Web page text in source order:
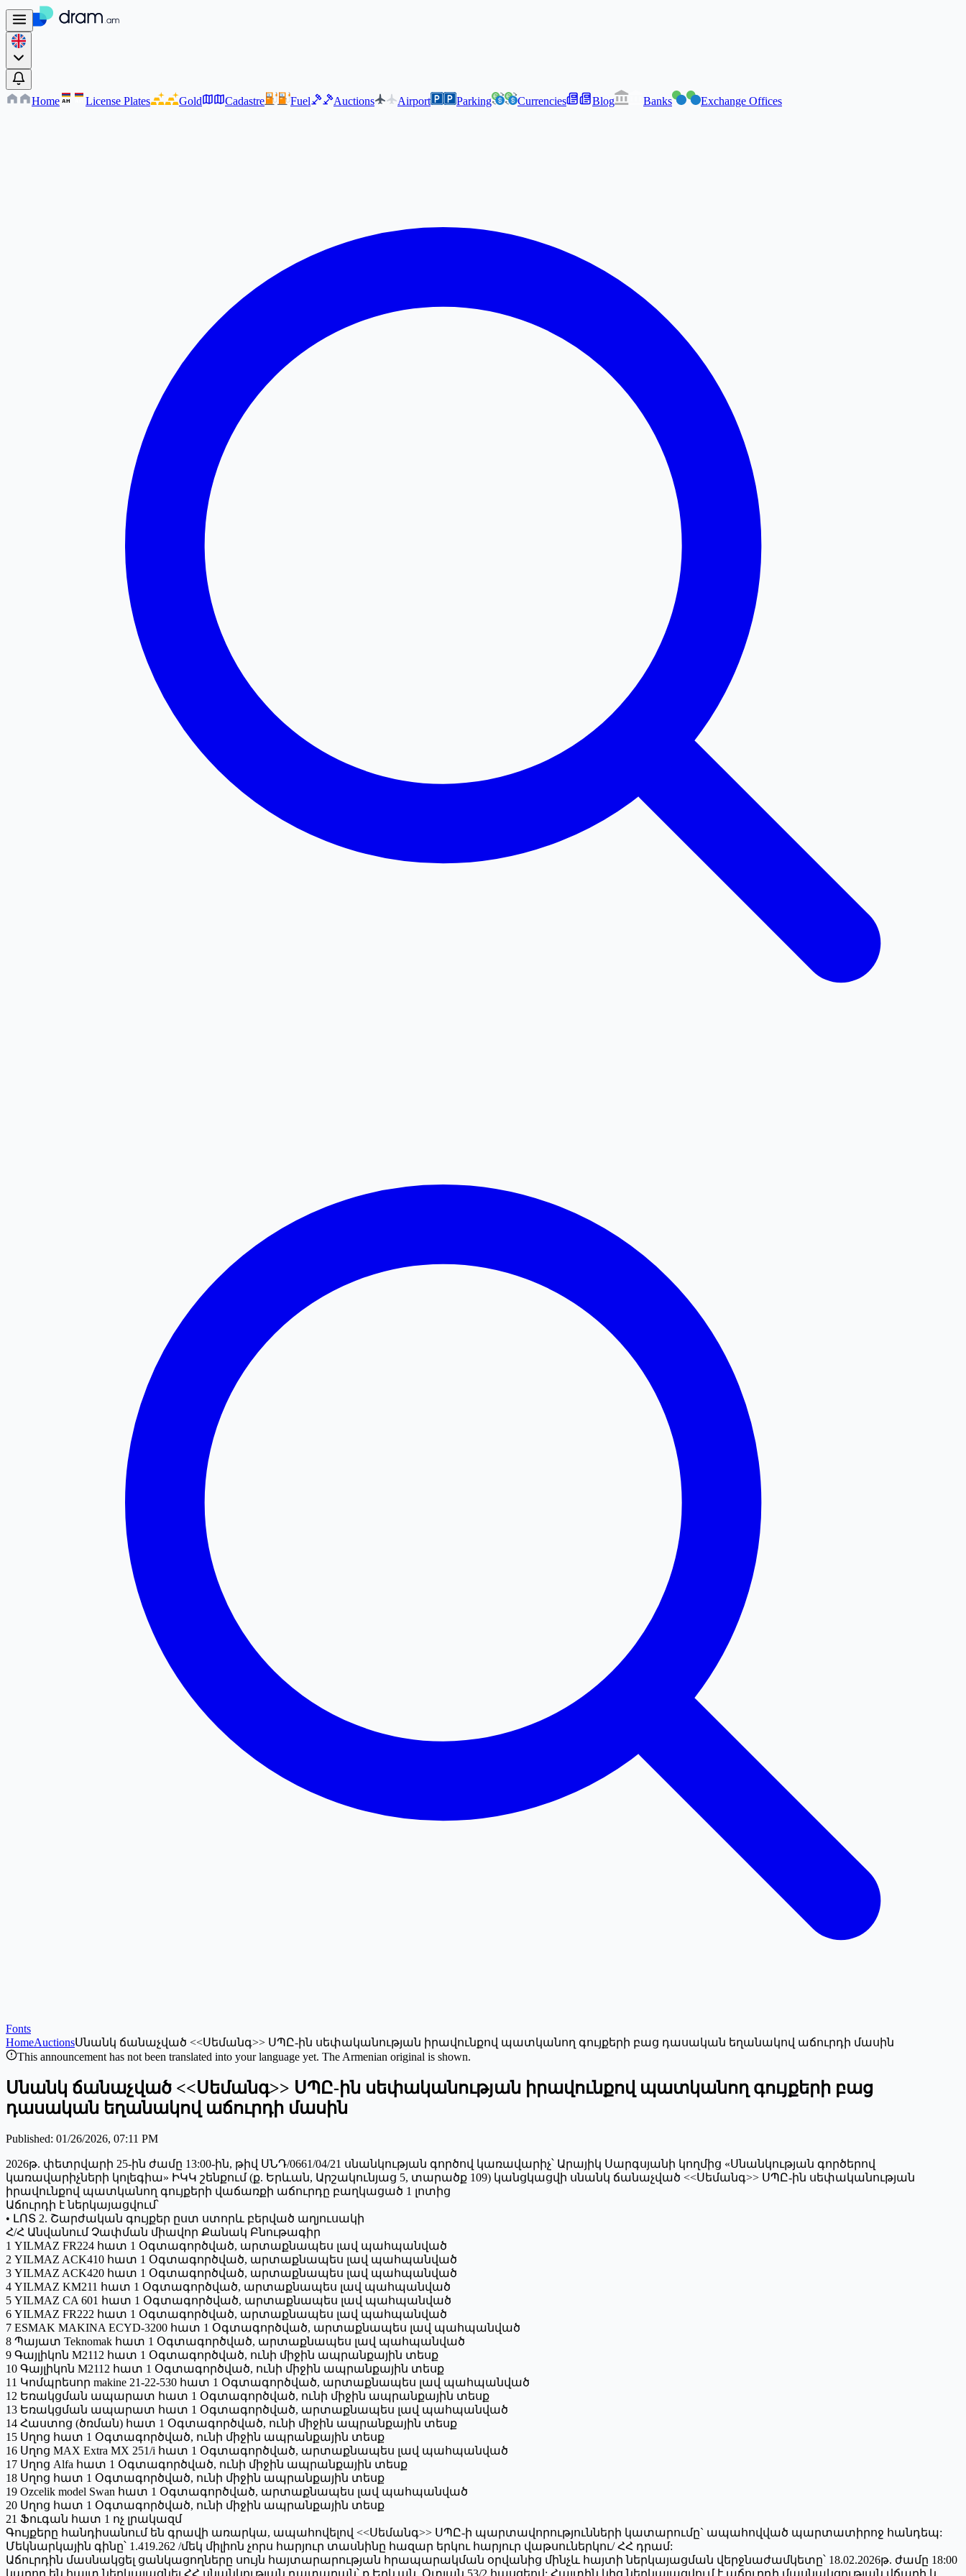
Home AM License Plates Gold Cadastre Fuel Auctions Airport Parking Currencies Blog Banks Exchange Offices
Fonts
HomeAuctionsՍնանկ ճանաչված <<Սեմանգ>> ՍՊԸ-ին սեփականության իրավունքով պատկանող գույքերի բաց դասական եղանակով աճուրդի մասին
This announcement has not been translated into your language yet. The Armenian original is shown.
Սնանկ ճանաչված <<Սեմանգ>> ՍՊԸ-ին սեփականության իրավունքով պատկանող գույքերի բաց
դասական եղանակով աճուրդի մասին
Published: 01/26/2026, 07:11 PM
2026թ. փետրվարի 25-ին ժամը 13:00-ին, թիվ ՍՆԴ/0661/04/21 սնանկության գործով կառավարիչ՝ Արայիկ Սարգսյանի կողմից «Սնանկության գործերով
կառավարիչների կոլեգիա» ԻԿԿ շենքում (ք. Երևան, Արշակունյաց 5, տարածք 109) կանցկացվի սնանկ ճանաչված <<Սեմանգ>> ՍՊԸ-ին սեփականության
իրավունքով պատկանող գույքերի վաճառքի աճուրդը բաղկացած 1 լոտից
Աճուրդի է ներկայացվում՝
• ԼՈՏ 2. Շարժական գույքեր ըստ ստորև բերված աղյուսակի
Հ/Հ Անվանում Չափման միավոր Քանակ Բնութագիր
1 YILMAZ FR224 հատ 1 Օգտագործված, արտաքնապես լավ պահպանված
2 YILMAZ ACK410 հատ 1 Օգտագործված, արտաքնապես լավ պահպանված
3 YILMAZ ACK420 հատ 1 Օգտագործված, արտաքնապես լավ պահպանված
4 YILMAZ KM211 հատ 1 Օգտագործված, արտաքնապես լավ պահպանված
5 YILMAZ CA 601 հատ 1 Օգտագործված, արտաքնապես լավ պահպանված
6 YILMAZ FR222 հատ 1 Օգտագործված, արտաքնապես լավ պահպանված
7 ESMAK MAKINA ECYD-3200 հատ 1 Օգտագործված, արտաքնապես լավ պահպանված
8 Պայատ Teknomak հատ 1 Օգտագործված, արտաքնապես լավ պահպանված
9 Գայլիկոն M2112 հատ 1 Օգտագործված, ունի միջին ապրանքային տեսք
10 Գայլիկոն M2112 հատ 1 Օգտագործված, ունի միջին ապրանքային տեսք
11 Կոմպրեսոր makine 21-22-530 հատ 1 Օգտագործված, արտաքնապես լավ պահպանված
12 Եռակցման ապարատ հատ 1 Օգտագործված, ունի միջին ապրանքային տեսք
13 Եռակցման ապարատ հատ 1 Օգտագործված, արտաքնապես լավ պահպանված
14 Հաստոց (ծռման) հատ 1 Օգտագործված, ունի միջին ապրանքային տեսք
15 Սղոց հատ 1 Օգտագործված, ունի միջին ապրանքային տեսք
16 Սղոց MAX Extra MX 251/i հատ 1 Օգտագործված, արտաքնապես լավ պահպանված
17 Սղոց Alfa հատ 1 Օգտագործված, ունի միջին ապրանքային տեսք
18 Սղոց հատ 1 Օգտագործված, ունի միջին ապրանքային տեսք
19 Ozcelik model Swan հատ 1 Օգտագործված, արտաքնապես լավ պահպանված
20 Սղոց հատ 1 Օգտագործված, ունի միջին ապրանքային տեսք
21 Ֆուգան հատ 1 ոչ լրակազմ
Գույքերը հանդիսանում են գրավի առարկա, ապահովելով <<Սեմանգ>> ՍՊԸ-ի պարտավորությունների կատարումը` ապահովված պարտատիրոջ հանդեպ:
Մեկնարկային գինը՝ 1.419.262 /մեկ միլիոն չորս հարյուր տասնինը հազար երկու հարյուր վաթսուներկու/ ՀՀ դրամ:
Աճուրդին մասնակցել ցանկացողները սույն հայտարարության հրապարակման օրվանից մինչև հայտի ներկայացման վերջնաժամկետը՝ 18.02.2026թ. ժամը 18:00
կարող են հայտ ներկայացնել ՀՀ սնանկության դատարան՝ ք.Երևան, Օտյան 53/2 հասցեով: Հայտին կից ներկայացվում է աճուրդի մասնակցության վճարի և